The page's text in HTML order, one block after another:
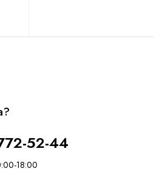
52-44
18:00